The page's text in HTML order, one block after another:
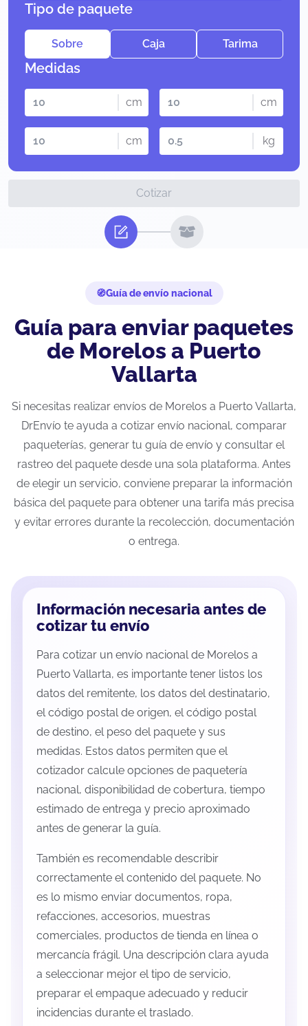
Tipo de paquete
Sobre Caja Tarima
Medidas
cm cm
cm kg
Cotizar
Guía de envío nacional
Guía para enviar paquetes
de Morelos a Puerto
Vallarta
Si necesitas realizar envíos de Morelos a Puerto Vallarta,
DrEnvío te ayuda a cotizar envío nacional, comparar
paqueterías, generar tu guía de envío y consultar el
rastreo del paquete desde una sola plataforma. Antes
de elegir un servicio, conviene preparar la información
básica del paquete para obtener una tarifa más precisa
y evitar errores durante la recolección, documentación
o entrega.
Información necesaria antes de
cotizar tu envío
Para cotizar un envío nacional de Morelos a
Puerto Vallarta, es importante tener listos los
datos del remitente, los datos del destinatario,
el código postal de origen, el código postal
de destino, el peso del paquete y sus
medidas. Estos datos permiten que el
cotizador calcule opciones de paquetería
nacional, disponibilidad de cobertura, tiempo
estimado de entrega y precio aproximado
antes de generar la guía.
También es recomendable describir
correctamente el contenido del paquete. No
es lo mismo enviar documentos, ropa,
refacciones, accesorios, muestras
comerciales, productos de tienda en línea o
mercancía frágil. Una descripción clara ayuda
a seleccionar mejor el tipo de servicio,
preparar el empaque adecuado y reducir
incidencias durante el traslado.